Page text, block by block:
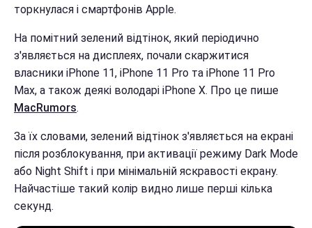
торкнулася і смартфонів Apple.
На помітний зелений відтінок, який періодично
з'являється на дисплеях, почали скаржитися
власники iPhone 11, iPhone 11 Pro та iPhone 11 Pro
Max, а також деякі володарі iPhone X. Про це пише
MacRumors.
За їх словами, зелений відтінок з'являється на екрані
після розблокування, при активації режиму Dark Mode
або Night Shift і при мінімальній яскравості екрану.
Найчастіше такий колір видно лише перші кілька
секунд.